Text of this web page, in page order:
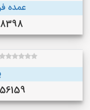
عمده